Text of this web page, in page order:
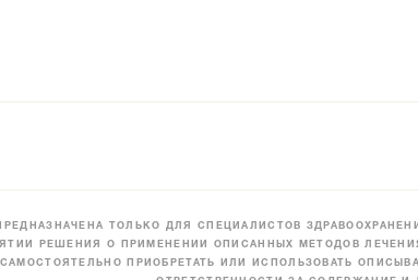
ТОЛЬКО ДЛЯ СПЕЦИАЛИСТОВ
РЕШЕНИЯ О ПРИМЕНЕНИИ ОПИСАННЫХ МЕТОДОВ
ПРИОБРЕТАТЬ ИЛИ ИСПОЛЬЗОВАТЬ